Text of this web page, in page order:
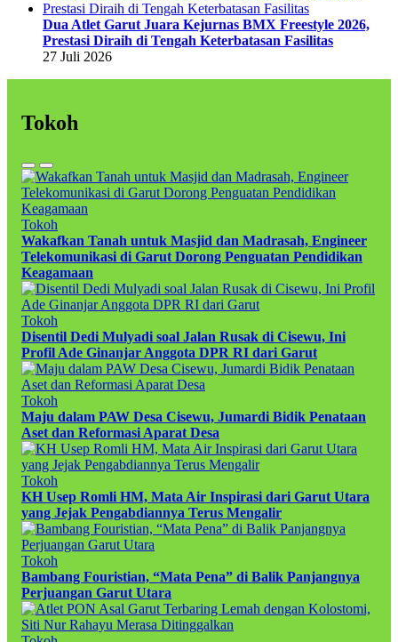
Dua Atlet Garut Juara Kejurnas BMX Freestyle 2026,
Prestasi Diraih di Tengah Keterbatasan Fasilitas
27 Juli 2026
Tokoh
Tokoh
Wakafkan Tanah untuk Masjid dan Madrasah, Engineer
Telekomunikasi di Garut Dorong Penguatan Pendidikan
Keagamaan
Tokoh
Disentil Dedi Mulyadi soal Jalan Rusak di Cisewu, Ini
Profil Ade Ginanjar Anggota DPR RI dari Garut
Tokoh
Maju dalam PAW Desa Cisewu, Jumardi Bidik Penataan
Aset dan Reformasi Aparat Desa
Tokoh
KH Usep Romli HM, Mata Air Inspirasi dari Garut Utara
yang Jejak Pengabdiannya Terus Mengalir
Tokoh
Bambang Fouristian, “Mata Pena” di Balik Panjangnya
Perjuangan Garut Utara